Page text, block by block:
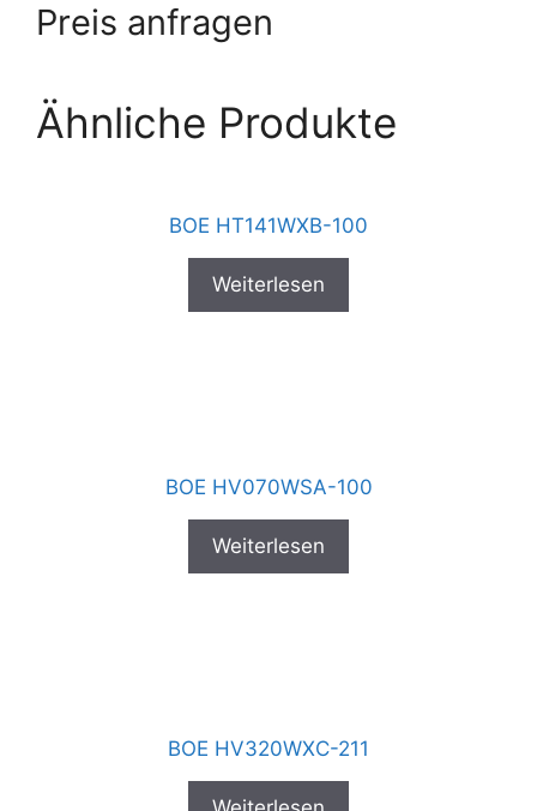
Preis anfragen
Ähnliche Produkte
BOE HT141WXB-100
Weiterlesen
BOE HV070WSA-100
Weiterlesen
BOE HV320WXC-211